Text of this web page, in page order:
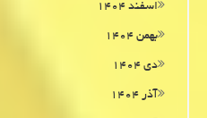
اسفند ۱۴۰۴
بهمن ۱۴۰۴
دی ۱۴۰۴
آذر ۱۴۰۴